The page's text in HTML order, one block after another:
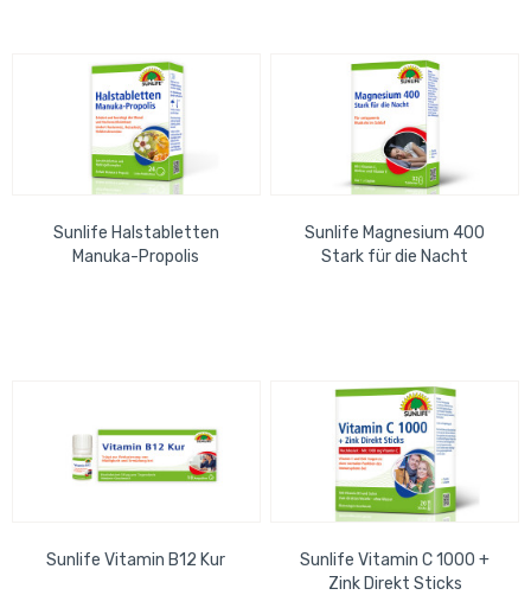
Sunlife Halstabletten
Manuka-Propolis
Sunlife Magnesium 400
Stark für die Nacht
Sunlife Vitamin B12 Kur
Sunlife Vitamin C 1000 +
Zink Direkt Sticks